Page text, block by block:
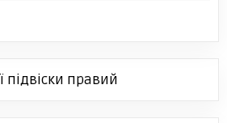
підвіски правий